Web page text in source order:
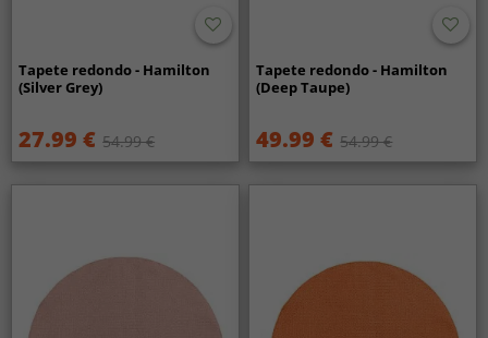
Tapete redondo - Hamilton
(Silver Grey)
27.99 € 54.99 €
Tapete redondo - Hamilton
(Deep Taupe)
49.99 € 54.99 €